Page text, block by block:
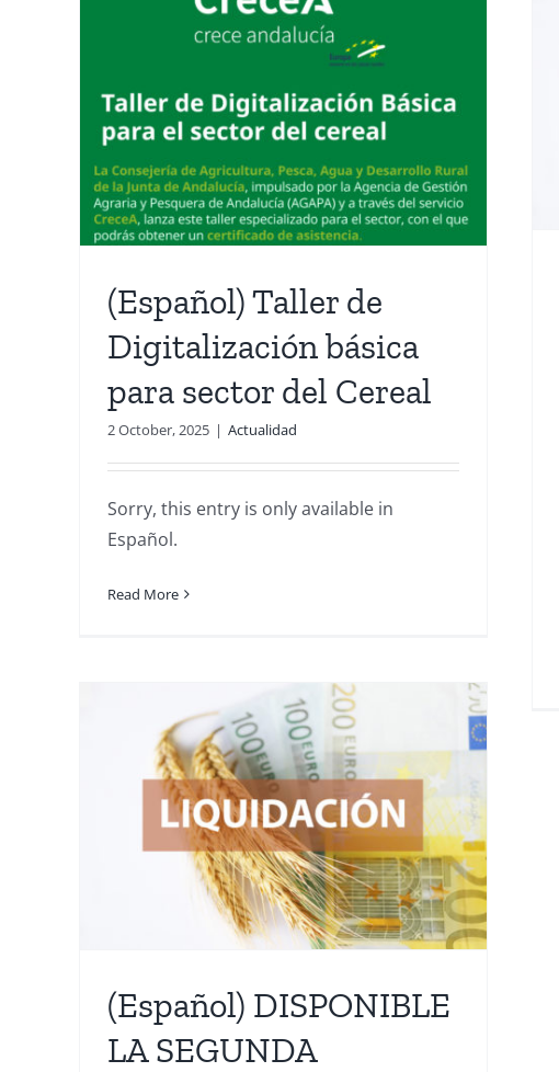
(Español) Taller de
Digitalización básica
para sector del Cereal
2 October, 2025 | Actualidad
Sorry, this entry is only available in
Español.
Read More
(Español) DISPONIBLE LA
LIQUIDACIÓN FINAL
CORRESPONDIENTE A LA
COSECHA 2024
Actualidad
(Español) DISPONIBLE
LA SEGUNDA